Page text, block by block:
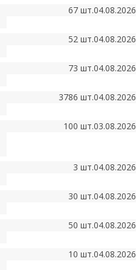
67 шт.04.08.2026
52 шт.04.08.2026
73 шт.04.08.2026
3786 шт.04.08.2026
100 шт.03.08.2026
3 шт.04.08.2026
30 шт.04.08.2026
50 шт.04.08.2026
10 шт.04.08.2026